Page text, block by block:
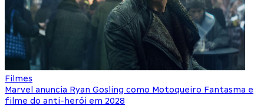
Filmes
Marvel anuncia Ryan Gosling como Motoqueiro Fantasma e
filme do anti-herói em 2028